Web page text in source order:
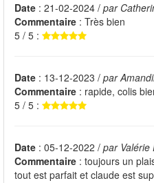
Date : 21-02-2024 / par
Commentaire : Très bien
5 / 5 :
Date : 13-12-2023 / par
Commentaire : rapide, colis
5 / 5 :
Date : 05-12-2022 / par Valérie
Commentaire : toujours un
tout est parfait et claude est